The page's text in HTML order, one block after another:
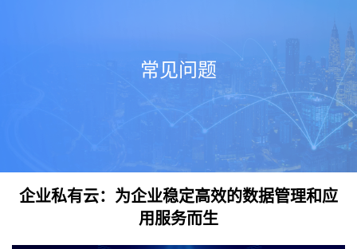
常见问题
企业私有云：为企业稳定高效的数据管理和应
用服务而生